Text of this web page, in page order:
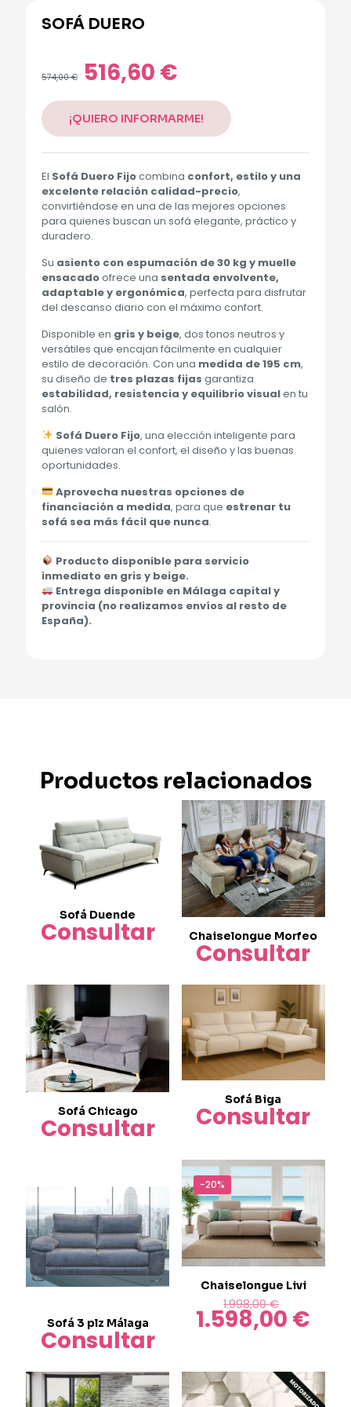
SOFÁ DUERO
574,00€
El
original
era:
516,60 €
actual
es:
516,60 €.
¡QUIERO INFORMARME!
El Sofá Duero Fijocombina confort, estilo y una
excelente relación calidad-precio,
convirtiéndose en una de las mejores opciones
para quienes buscan un sofá elegante, práctico y
duradero.
Su asiento con espumación de 30 kg y muelle
ensacadoofrece una sentada envolvente,
adaptable y ergonómica, perfecta para disfrutar
del descanso diario con el máximo confort.
Disponible en gris y beige, dos tonos neutros y
versátiles que encajan fácilmente en cualquier
estilo de decoración. Con una medida de 195 cm,
su diseño de tres plazas fijas garantiza
estabilidad, resistencia y equilibrio visualen tu
salón.
Sofá Duero Fijo, una elección inteligente para
quienes valoran el confort, el diseño y las buenas
oportunidades.
Aprovecha nuestras opciones de
financiación a medida, para que estrenar tu
sofá sea más fácil que nunca.
Producto disponible para servicio
inmediato en gris y beige.
Entrega disponible en Málaga capital y
provincia (no realizamos envíos al resto de
España).
Productos relacionados
Sofá Duende
Consultar Chaiselongue Morfeo
Consultar
Sofá Chicago
Consultar
Sofá Biga
Consultar
Sofá 3 plz Málaga
Consultar
-20%
Chaiselongue Livi
1.998,00€
precio
original
1.598,00 €